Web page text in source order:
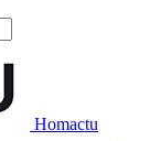
Homactu